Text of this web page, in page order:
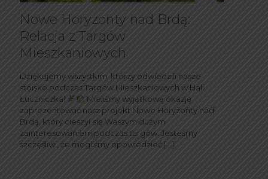
Nowe Horyzonty nad Brdą:
Relacja z Targów
Mieszkaniowych
Dziękujemy wszystkim, którzy odwiedzili nasze
stoisko podczas Targów Mieszkaniowych w Hali
Łuczniczka!
Mieliśmy wyjątkową okazję
zaprezentować nasz projekt Nowe Horyzonty nad
Brdą, który cieszył się Waszym dużym
zainteresowaniem podczas targów. Jesteśmy
szczęśliwi, że mogliśmy opowiedzieć […]